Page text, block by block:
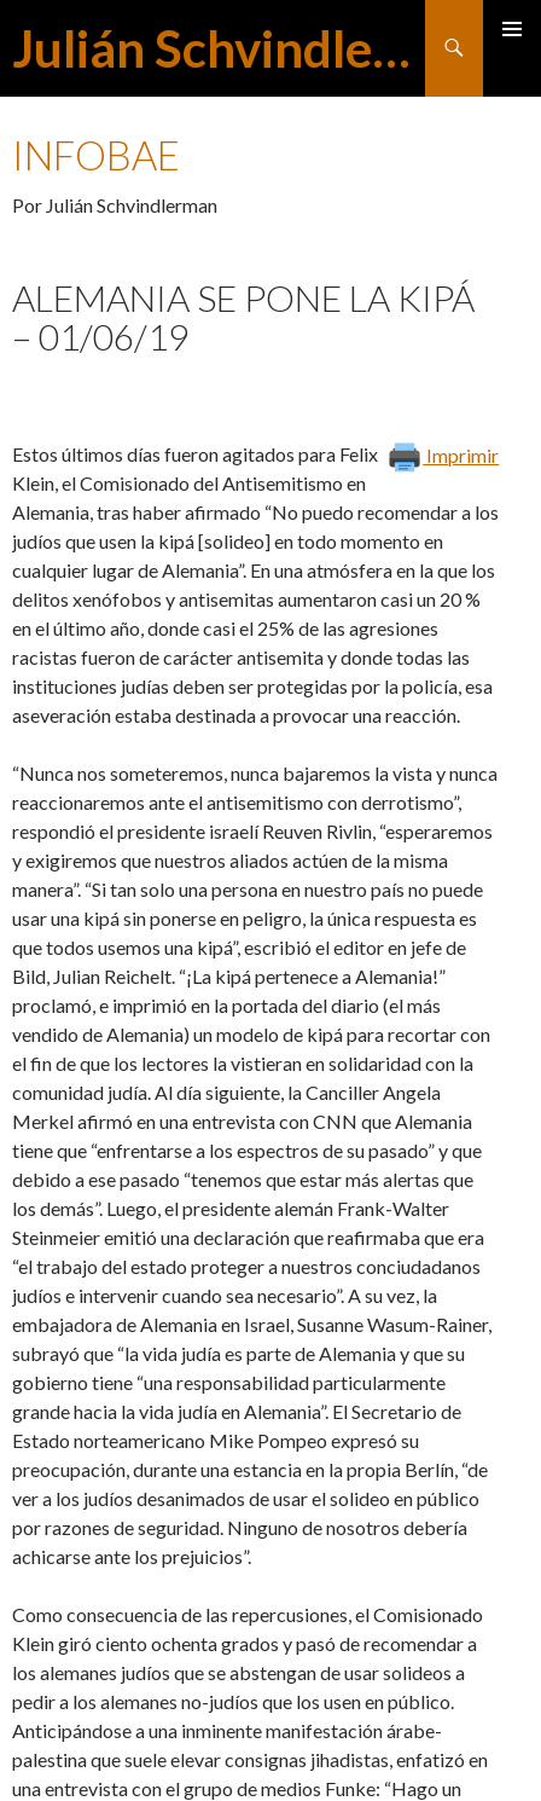
Julián Schvindlerman
Buscar
INFOBAE
Por Julián Schvindlerman
ALEMANIA SE PONE LA KIPÁ
– 01/06/19
Imprimir
Estos últimos días fueron agitados para Felix
Klein, el Comisionado del Antisemitismo en
Alemania, tras haber afirmado “No puedo recomendar a los
judíos que usen la kipá [solideo] en todo momento en
cualquier lugar de Alemania”. En una atmósfera en la que los
delitos xenófobos y antisemitas aumentaron casi un 20 %
en el último año, donde casi el 25% de las agresiones
racistas fueron de carácter antisemita y donde todas las
instituciones judías deben ser protegidas por la policía, esa
aseveración estaba destinada a provocar una reacción.
“Nunca nos someteremos, nunca bajaremos la vista y nunca
reaccionaremos ante el antisemitismo con derrotismo”,
respondió el presidente israelí Reuven Rivlin, “esperaremos
y exigiremos que nuestros aliados actúen de la misma
manera”. “Si tan solo una persona en nuestro país no puede
usar una kipá sin ponerse en peligro, la única respuesta es
que todos usemos una kipá”, escribió el editor en jefe de
Bild, Julian Reichelt. “¡La kipá pertenece a Alemania!”
proclamó, e imprimió en la portada del diario (el más
vendido de Alemania) un modelo de kipá para recortar con
el fin de que los lectores la vistieran en solidaridad con la
comunidad judía. Al día siguiente, la Canciller Angela
Merkel afirmó en una entrevista con CNN que Alemania
tiene que “enfrentarse a los espectros de su pasado” y que
debido a ese pasado “tenemos que estar más alertas que
los demás”. Luego, el presidente alemán Frank-Walter
Steinmeier emitió una declaración que reafirmaba que era
“el trabajo del estado proteger a nuestros conciudadanos
judíos e intervenir cuando sea necesario”. A su vez, la
embajadora de Alemania en Israel, Susanne Wasum-Rainer,
subrayó que “la vida judía es parte de Alemania y que su
gobierno tiene “una responsabilidad particularmente
grande hacia la vida judía en Alemania”. El Secretario de
Estado norteamericano Mike Pompeo expresó su
preocupación, durante una estancia en la propia Berlín, “de
ver a los judíos desanimados de usar el solideo en público
por razones de seguridad. Ninguno de nosotros debería
achicarse ante los prejuicios”.
Como consecuencia de las repercusiones, el Comisionado
Klein giró ciento ochenta grados y pasó de recomendar a
los alemanes judíos que se abstengan de usar solideos a
pedir a los alemanes no-judíos que los usen en público.
Anticipándose a una inminente manifestación árabe-
palestina que suele elevar consignas jihadistas, enfatizó en
una entrevista con el grupo de medios Funke: “Hago un